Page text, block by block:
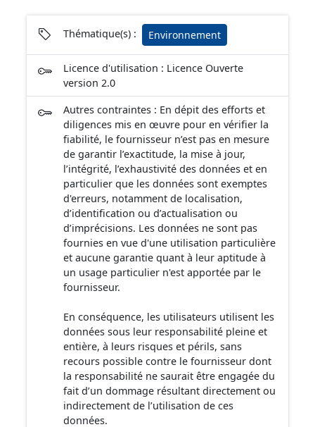
une politique rigoureuse de préservation. Toute
modification de leur aspect nécessite une autorisation
préalable du Ministre de l’Écologie, ou du Préfet de
Département après avis de la DREAL, de l’Architecte des
Bâtiments de France et, le plus souvent de la
Commission Départementale de la Nature, des
Paysages et des Sites. - Les sites inscrits dont le
maintien de la qualité appelle une certaine surveillance.
Les travaux y sont soumis à l’examen de l’Architecte des
Bâtiments de France qui dispose d’un avis simple sauf
pour les permis de démolir où l’avis est conforme. De la
compétence du Ministère de l’Écologie, les dossiers de
proposition de classement ou d’inscription sont
élaborés par la DREAL sous l’égide du Préfet de
Département. Limitée à l’origine à des sites ponctuels
tels que cascades et rochers, arbres monumentaux,
chapelles, sources et cavernes, l’application de la loi du
2 mai 1930 s’est étendue à de vastes espaces formant
villages, forêts, vallées, gorges et massifs montagneux.
Cette ressource est utilisée également comme servitude
AC2 (sites inscrits et classés).
Thématique(s) : Environnement
Licence d'utilisation : Licence Ouverte
version 2.0
Autres contraintes : En dépit des efforts et
diligences mis en œuvre pour en vérifier la
fiabilité, le fournisseur n’est pas en mesure
de garantir l’exactitude, la mise à jour,
l’intégrité, l’exhaustivité des données et en
particulier que les données sont exemptes
d'erreurs, notamment de localisation,
d’identification ou d’actualisation ou
d’imprécisions. Les données ne sont pas
fournies en vue d'une utilisation particulière
et aucune garantie quant à leur aptitude à
un usage particulier n'est apportée par le
fournisseur.
En conséquence, les utilisateurs utilisent les
données sous leur responsabilité pleine et
entière, à leurs risques et périls, sans
recours possible contre le fournisseur dont
la responsabilité ne saurait être engagée du
fait d’un dommage résultant directement ou
indirectement de l’utilisation de ces
données.